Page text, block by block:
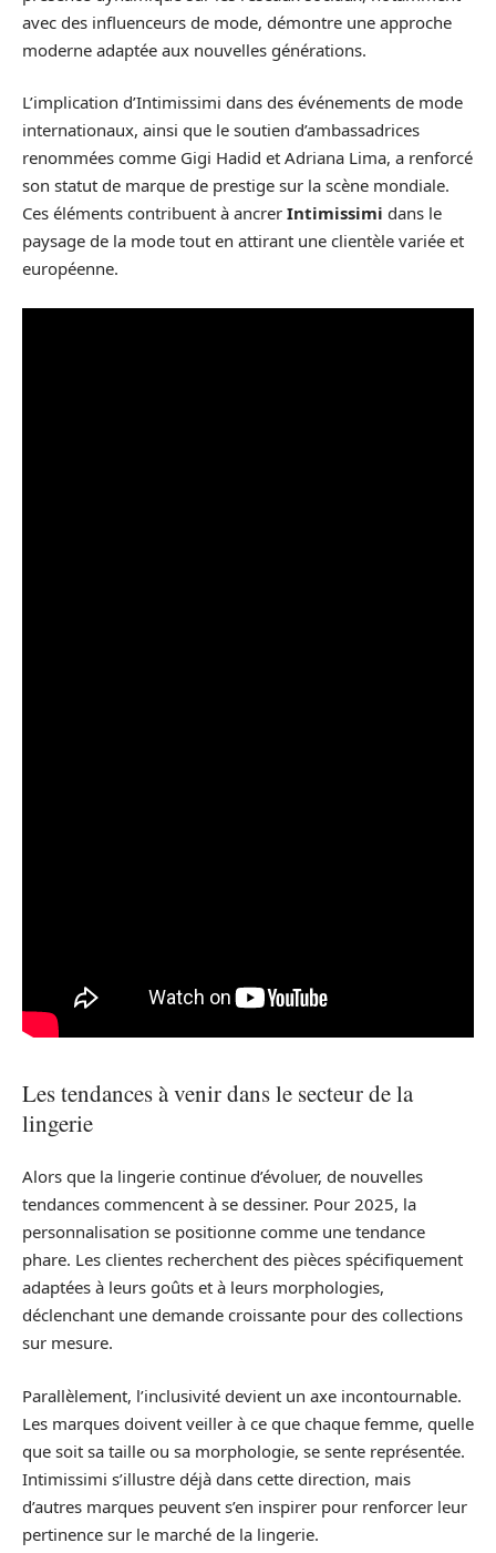
avec des influenceurs de mode, démontre une approche
moderne adaptée aux nouvelles générations.
L’implication d’Intimissimi dans des événements de mode
internationaux, ainsi que le soutien d’ambassadrices
renommées comme Gigi Hadid et Adriana Lima, a renforcé
son statut de marque de prestige sur la scène mondiale.
Ces éléments contribuent à ancrer Intimissimi dans le
paysage de la mode tout en attirant une clientèle variée et
européenne.
Les tendances à venir dans le secteur de la
lingerie
Alors que la lingerie continue d’évoluer, de nouvelles
tendances commencent à se dessiner. Pour 2025, la
personnalisation se positionne comme une tendance
phare. Les clientes recherchent des pièces spécifiquement
adaptées à leurs goûts et à leurs morphologies,
déclenchant une demande croissante pour des collections
sur mesure.
Parallèlement, l’inclusivité devient un axe incontournable.
Les marques doivent veiller à ce que chaque femme, quelle
que soit sa taille ou sa morphologie, se sente représentée.
Intimissimi s’illustre déjà dans cette direction, mais
d’autres marques peuvent s’en inspirer pour renforcer leur
pertinence sur le marché de la lingerie.